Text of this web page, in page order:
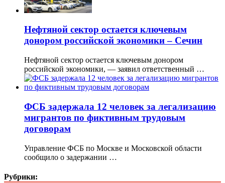
Нефтяной сектор остается ключевым
донором российской экономики – Сечин
Нефтяной сектор остается ключевым донором
российской экономики, — заявил ответственный …
ФСБ задержала 12 человек за легализацию
мигрантов по фиктивным трудовым
договорам
Управление ФСБ по Москве и Московской области
сообщило о задержании …
Рубрики: